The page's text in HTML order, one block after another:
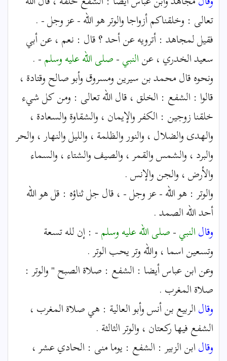
تعالى : وخلقناكم أزواجا والوتر هو الله - عز وجل - .
فقيل لمجاهد : أترويه عن أحد ؟ قال : نعم ، عن أبي
سعيد الخدري ، عنالنبي-صلى الله عليه وسلم- .
ونحوه قال محمد بن سيرين ومسروق وأبو صالح وقتادة ،
قالوا : الشفع : الخلق ، قال الله تعالى : ومن كل شيء
خلقنا زوجين : الكفر والإيمان ، والشقاوة والسعادة ،
والهدى والضلال ، والنور والظلمة ، والليل والنهار ، والحر
والبرد ، والشمس والقمر ، والصيف والشتاء ، والسماء
والأرض ، والجن والإنس .
والوتر : هو الله - عز وجل - ، قال جل ثناؤه : قل هو الله
أحد الله الصمد .
وقالالنبي-صلى الله عليه وسلم- : إن لله تسعة
وتسعين اسما ، والله وتر يحب الوتر .
وعن ابن عباس أيضا : الشفع : صلاة الصبح " والوتر :
صلاة المغرب .
وقالالربيع بن أنس وأبو العالية : هي صلاة المغرب ،
الشفع فيها ركعتان ، والوتر الثالثة .
وقالابن الزبير : الشفع : يوما منى : الحادي عشر ،